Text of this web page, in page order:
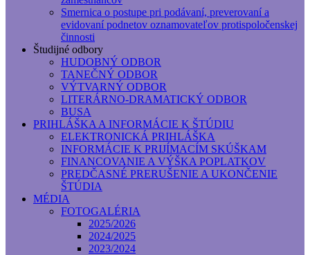
Smernica o postupe pri podávaní, preverovaní a
evidovaní podnetov oznamovateľov protispoločenskej
činnosti
Študijné odbory
HUDOBNÝ ODBOR
TANEČNÝ ODBOR
VÝTVARNÝ ODBOR
LITERÁRNO-DRAMATICKÝ ODBOR
BUSA
PRIHLÁŠKA A INFORMÁCIE K ŠTÚDIU
ELEKTRONICKÁ PRIHLÁŠKA
INFORMÁCIE K PRIJÍMACÍM SKÚŠKAM
FINANCOVANIE A VÝŠKA POPLATKOV
PREDČASNÉ PRERUŠENIE A UKONČENIE
ŠTÚDIA
MÉDIA
FOTOGALÉRIA
2025/2026
2024/2025
2023/2024